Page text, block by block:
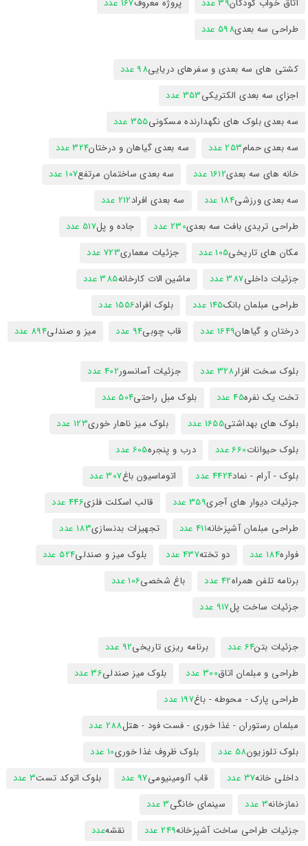
اتاق خواب کودکان39 عدد پروژه معروف167 عدد
طراحی سه بعدی598 عدد
کشتی های سه بعدی و سفرهای دریایی98 عدد
اجزای سه بعدی الکتریکی353 عدد
سه بعدی بلوک های نگهدارنده مسکونی355 عدد
سه بعدی حمام253 عدد سه بعدی گیاهان و درختان324 عدد
خانه های سه بعدی1612 عدد سه بعدی ساختمان مرتفع107 عدد
سه بعدی ورزشی184 عدد سه بعدی افراد212 عدد
طراحی تریدی بافت سه بعدی230 عدد جاده و پل517 عدد
مکان های تاریخی105 عدد جزئیات معماری723 عدد
جزئیات داخلی387 عدد ماشین الات کارخانه385 عدد
طراحی مبلمان بانک145 عدد بلوک افراد1556 عدد
درختان و گیاهان1649 عدد قاب چوبی94 عدد میز و صندلی894 عدد
بلوک سخت افزار328 عدد جزئیات آسانسور402 عدد
تخت یک نفره45 عدد بلوک مبل راحتی504 عدد
بلوک های بهداشتی1655 عدد بلوک میز ناهار خوری123 عدد
بلوک حیوانات660 عدد درب و پنجره605 عدد
بلوک - آرام - نماد4424 عدد اتوماسیون باغ307 عدد
جزئیات دیوار های آجری359 عدد قالب اسکلت فلزی446 عدد
طراحی مبلمان آشپزخانه411 عدد تجهیزات بدنسازی183 عدد
فواره184 عدد دو تخته437 عدد بلوک میز و صندلی524 عدد
برنامه تلفن همراه42 عدد باغ شخصی106 عدد
جزئیات ساخت پل917 عدد
جزئیات بتن64 عدد برنامه ریزی تاریخی92 عدد
طراحی و مبلمان اتاق300 عدد بلوک میز صندلی36 عدد
طراحی پارک - محوطه - باغ197 عدد
مبلمان رستوران - غذا خوری - فست فود - هتل288 عدد
بلوک تلوزیون58 عدد بلوک ظروف غذا خوری10 عدد
داخلی خانه37 عدد قاب آلومینیومی97 عدد بلوک اتوکد تست3 عدد
نمازخانه3 عدد سینمای خانگی3 عدد
جزئیات طراحی ساخت آشپزخانه249 عدد نقشهعدد